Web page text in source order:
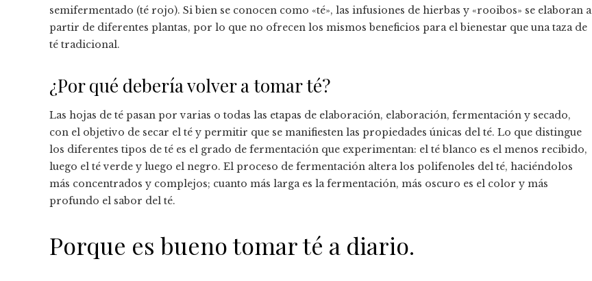
semifermentado (té rojo). Si bien se conocen como «té», las infusiones de hierbas y «rooibos» se elaboran a
partir de diferentes plantas, por lo que no ofrecen los mismos beneficios para el bienestar que una taza de
té tradicional.
¿Por qué debería volver a tomar té?
Las hojas de té pasan por varias o todas las etapas de elaboración, elaboración, fermentación y secado,
con el objetivo de secar el té y permitir que se manifiesten las propiedades únicas del té. Lo que distingue
los diferentes tipos de té es el grado de fermentación que experimentan: el té blanco es el menos recibido,
luego el té verde y luego el negro. El proceso de fermentación altera los polifenoles del té, haciéndolos
más concentrados y complejos; cuanto más larga es la fermentación, más oscuro es el color y más
profundo el sabor del té.
Porque es bueno tomar té a diario.